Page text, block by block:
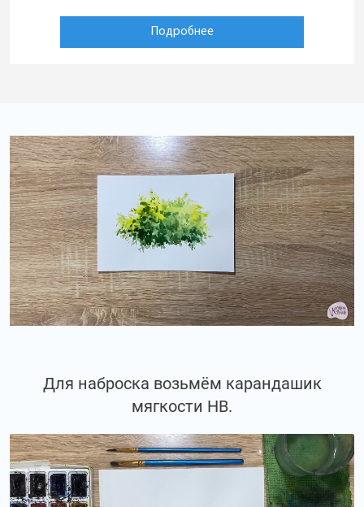
Подробнее
Для наброска возьмём карандашик
мягкости НВ.